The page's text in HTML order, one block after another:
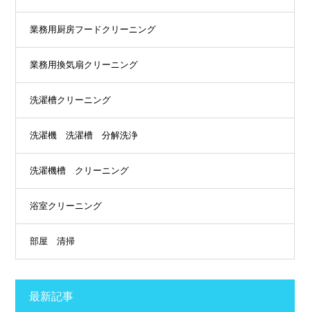
業務用厨房フードクリーニング
業務用換気扇クリーニング
洗濯槽クリーニング
洗濯機 洗濯槽 分解洗浄
洗濯機槽 クリーニング
浴室クリーニング
部屋 清掃
最新記事